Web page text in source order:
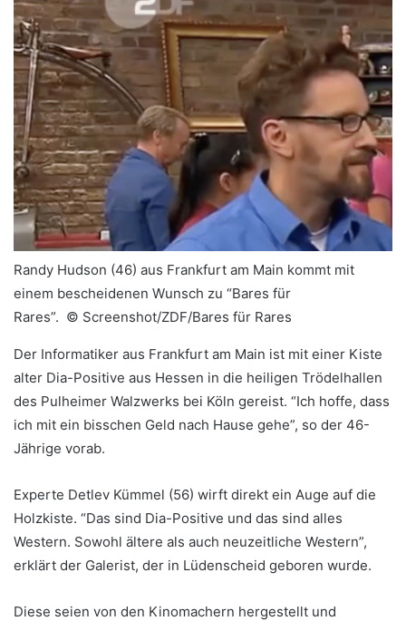
Randy Hudson (46) aus Frankfurt am Main kommt mit
einem bescheidenen Wunsch zu “Bares für
Rares”. © Screenshot/ZDF/Bares für Rares
Der Informatiker aus Frankfurt am Main ist mit einer Kiste
alter Dia-Positive aus Hessen in die heiligen Trödelhallen
des Pulheimer Walzwerks bei Köln gereist. “Ich hoffe, dass
ich mit ein bisschen Geld nach Hause gehe”, so der 46-
Jährige vorab.
Experte Detlev Kümmel (56) wirft direkt ein Auge auf die
Holzkiste. “Das sind Dia-Positive und das sind alles
Western. Sowohl ältere als auch neuzeitliche Western”,
erklärt der Galerist, der in Lüdenscheid geboren wurde.
Diese seien von den Kinomachern hergestellt und